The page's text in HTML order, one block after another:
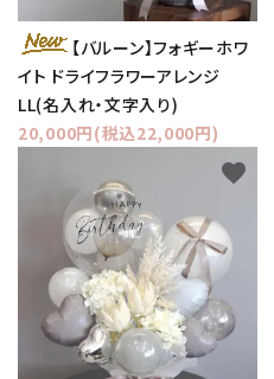
【バルーン】フォギーホワ
イト ドライフラワーアレンジ
LL(名入れ・文字入り)
20,000円(税込22,000円)
favorite